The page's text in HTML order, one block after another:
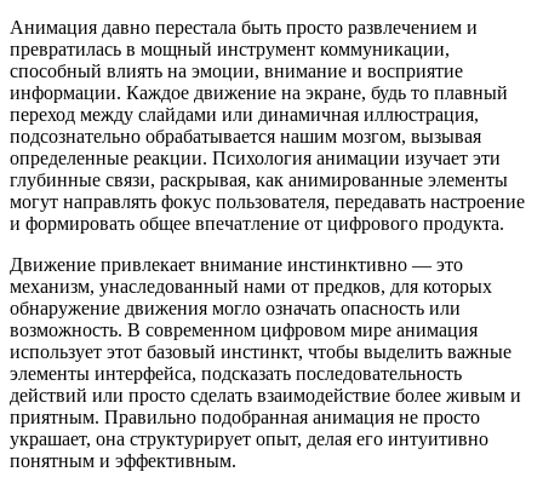
Анимация давно перестала быть просто развлечением и
превратилась в мощный инструмент коммуникации,
способный влиять на эмоции, внимание и восприятие
информации. Каждое движение на экране, будь то плавный
переход между слайдами или динамичная иллюстрация,
подсознательно обрабатывается нашим мозгом, вызывая
определенные реакции. Психология анимации изучает эти
глубинные связи, раскрывая, как анимированные элементы
могут направлять фокус пользователя, передавать настроение
и формировать общее впечатление от цифрового продукта.
Движение привлекает внимание инстинктивно — это
механизм, унаследованный нами от предков, для которых
обнаружение движения могло означать опасность или
возможность. В современном цифровом мире анимация
использует этот базовый инстинкт, чтобы выделить важные
элементы интерфейса, подсказать последовательность
действий или просто сделать взаимодействие более живым и
приятным. Правильно подобранная анимация не просто
украшает, она структурирует опыт, делая его интуитивно
понятным и эффективным.